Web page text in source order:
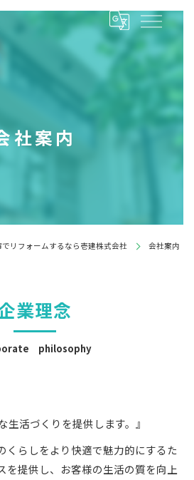
社案内
でリフォームするなら壱建株式会社 会社案内
業理念
philosophy
生活づくりを提供します。』
くらしをより快適で魅力的にするた
を提供し、お客様の生活の質を向上